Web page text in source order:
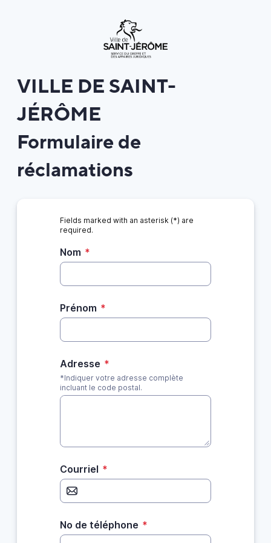
VILLE DE SAINT-
JÉRÔME
Formulaire de
réclamations
Fields marked with an asterisk (*) are
required.
Nom *
Prénom *
Adresse *
*Indiquer votre adresse complète
incluant le code postal.
Courriel *
No de téléphone *